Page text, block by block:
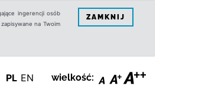
ingerencji osób
na Twoim
ZAMKNIJ
PL EN wielkość: